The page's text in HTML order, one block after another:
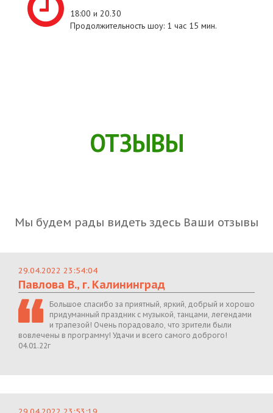
18:00 и 20.30
Продолжительность шоу: 1 час 15 мин.
ОТЗЫВЫ
Мы будем рады видеть здесь Ваши отзывы
29.04.2022 23:54:04
Павлова В., г. Калининград
Большое спасибо за приятный, яркий, добрый и хорошо
придуманный праздник с музыкой, танцами, легендами
и трапезой! Очень порадовало, что зрители были
вовлечены в программу! Удачи и всего самого доброго!
04.01.22г